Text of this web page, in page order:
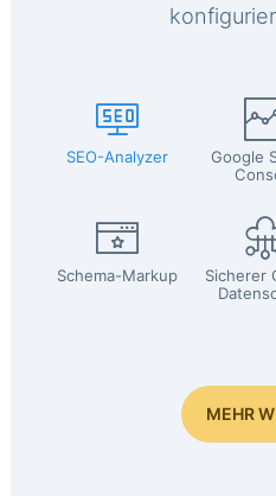
SEO-Analyzer
Google
Schema-Markup
Sicherer
MEHR